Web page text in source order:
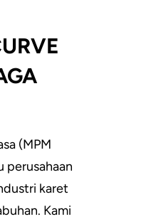
(MPM
perusahaan
karet
Kami